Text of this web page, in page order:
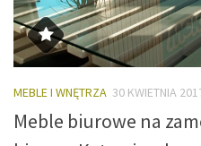
MEBLE I WNĘTRZA 30 KWIETNIA
Meble biurowe na